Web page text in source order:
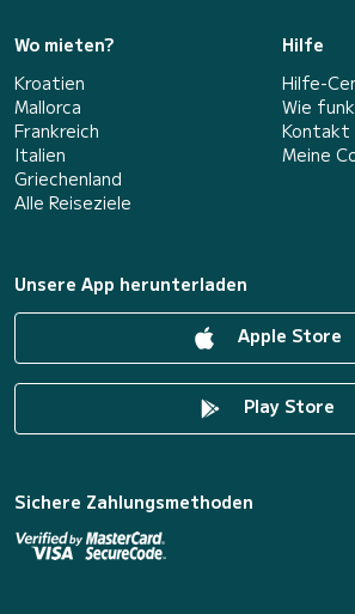
Wo mieten?
Kroatien
Mallorca
Frankreich
Italien
Griechenland
Alle Reiseziele
Hilfe
Hilfe-
Wie
Kontakt
Meine
Unsere App herunterladen
Apple Store
Play Store
Sichere Zahlungsmethoden